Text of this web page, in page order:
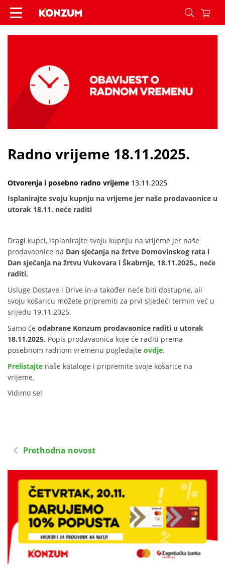
Radno vrijeme 18.11.2025. - Vijesti - Konzum
Radno vrijeme 18.11.2025.
Otvorenja i posebno radno vrijeme 13.11.2025
Isplanirajte svoju kupnju na vrijeme jer naše prodavaonice u
utorak 18.11. neće raditi
Dragi kupci, isplanirajte svoju kupnju na vrijeme jer naše
prodavaonice na Dan sjećanja na žrtve Domovinskog rata i
Dan sjećanja na žrtvu Vukovara i Škabrnje, 18.11.2025., neće
raditi.
Usluge Dostave i Drive in-a također neće biti dostupne, ali
svoju košaricu možete pripremiti za prvi sljedeći termin već u
srijedu 19.11.2025.
Samo će odabrane Konzum prodavaonice raditi u utorak
18.11.2025. Popis prodavaonica koje će raditi prema
posebnom radnom vremenu pogledajte ovdje.
Prelistajte naše kataloge i pripremite svoje košarice na
vrijeme.
Vidimo se!
Prethodna novost